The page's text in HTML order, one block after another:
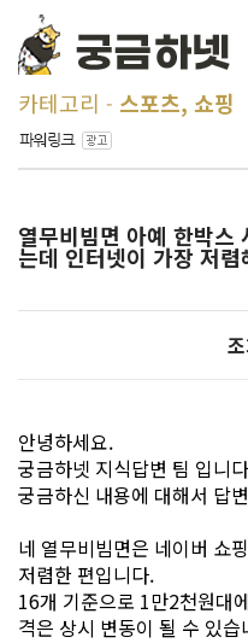
카테고리 스포츠, 쇼핑
열무비빔면 아예 한박스
는데 인터넷이 가장 저렴
안녕하세요.
궁금하넷 지식답변 팀 입니
궁금하신 내용에 대해서 답
네 열무비빔면은 네이버 쇼
저렴한 편입니다.
16개 기준으로 1만2천원대
격은 상시 변동이 될 수 있습